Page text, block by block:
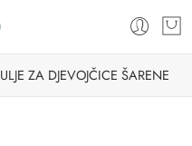
ZA DJEVOJČICE ŠARENE